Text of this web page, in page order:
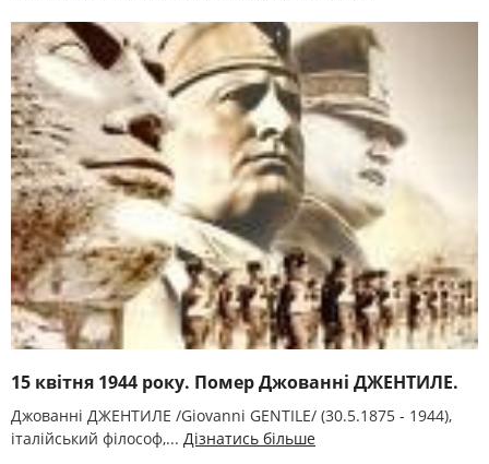
15 квітня 1944 року. Помер Джованні ДЖЕНТИЛЕ.
Джованні ДЖЕНТИЛЕ /Giovanni GENTILE/ (30.5.1875 - 1944),
італійський філософ,... Дізнатись більше